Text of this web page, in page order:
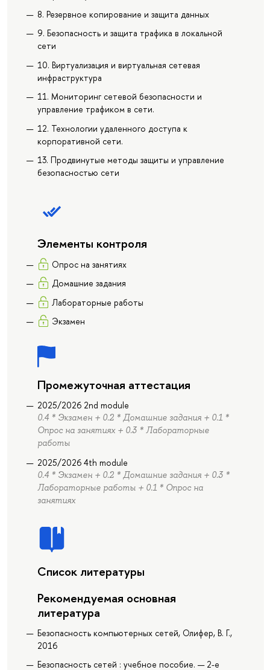
8. Резервное копирование и защита данных
9. Безопасность и защита трафика в локальной
сети
10. Виртуализация и виртуальная сетевая
инфраструктура
11. Мониторинг сетевой безопасности и
управление трафиком в сети.
12. Технологии удаленного доступа к
корпоративной сети.
13. Продвинутые методы защиты и управление
безопасностью сети
Элементы контроля
Опрос на занятиях
Домашние задания
Лабораторные работы
Экзамен
Промежуточная аттестация
2025/2026 2nd module
0.4 * Экзамен + 0.2 * Домашние задания + 0.1 *
Опрос на занятиях + 0.3 * Лабораторные
работы
2025/2026 4th module
0.4 * Экзамен + 0.2 * Домашние задания + 0.3 *
Лабораторные работы + 0.1 * Опрос на
занятиях
Список литературы
Рекомендуемая основная
литература
Безопасность компьютерных сетей, Олифер, В. Г.,
2016
Безопасность сетей : учебное пособие. — 2-е